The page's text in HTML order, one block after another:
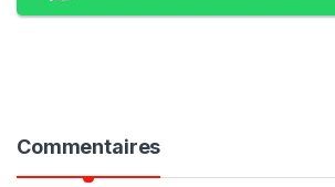
Commentaires